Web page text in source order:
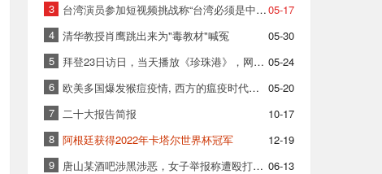
3
05-17
台湾演员参加短视频挑战称“台湾必须是中国的”，绿媒反应激烈。
4
05-30
清华教授肖鹰跳出来为"毒教材"喊冤
5
05-24
拜登23日访日，当天播放《珍珠港》，网友: 六公主真棒!
6
05-20
欧美多国爆发猴痘疫情, 西方的瘟疫时代是自作孽
7
10-17
二十大报告简报
8
12-19
阿根廷获得2022年卡塔尔世界杯冠军
9
06-13
唐山某酒吧涉黑涉恶，女子举报称遭殴打拘禁